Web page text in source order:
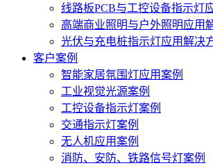
线路板PCB与工控设备指示灯
高端商业照明与户外照明应用
光伏与充电桩指示灯应用解决
客户案例
智能家居氛围灯应用案例
工业视觉光源案例
工控设备指示灯案例
交通指示灯案例
无人机应用案例
消防、安防、铁路信号灯案例